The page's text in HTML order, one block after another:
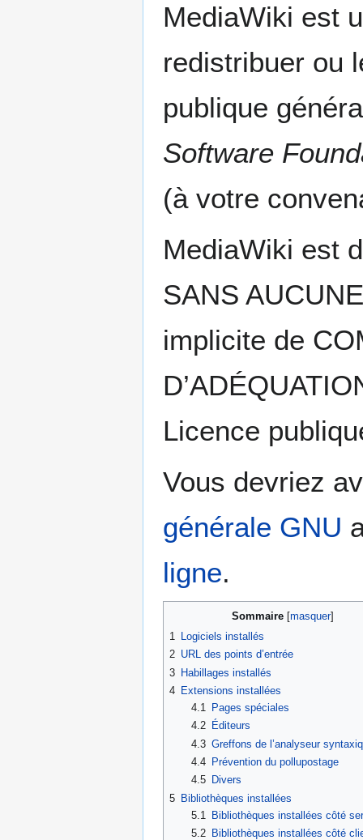
MediaWiki est
redistribuer ou
publique
Software
(à votre
MediaWiki est
SANS
implicite de
Licence
Vous devriez
générale GNU
ligne.
Sommaire
1
Logiciels installés
2 URL des points d’entrée
3 Habillages installés
4 Extensions installées
4.1
Pages spéciales
4.2
Éditeurs
4.3 Greffons de l’analyseur
4.4
Prévention du pollupostage
4.5
Divers
5 Bibliothèques installées
5.1
Bibliothèques installées côté
5.2
Bibliothèques installées côté